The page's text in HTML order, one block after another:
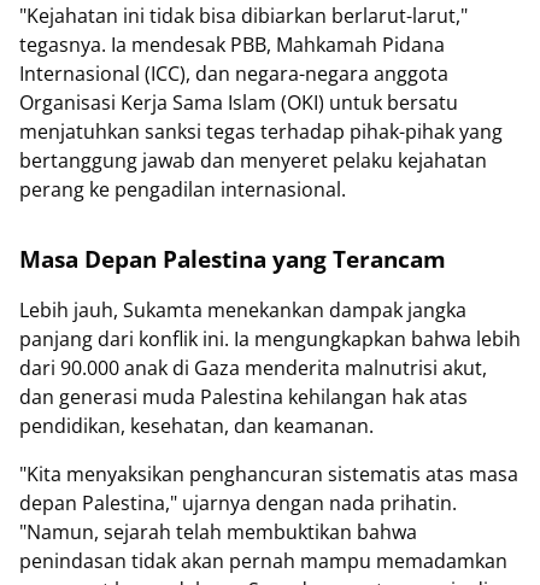
"Kejahatan ini tidak bisa dibiarkan berlarut-larut,"
tegasnya. Ia mendesak PBB, Mahkamah Pidana
Internasional (ICC), dan negara-negara anggota
Organisasi Kerja Sama Islam (OKI) untuk bersatu
menjatuhkan sanksi tegas terhadap pihak-pihak yang
bertanggung jawab dan menyeret pelaku kejahatan
perang ke pengadilan internasional.
Masa Depan Palestina yang Terancam
Lebih jauh, Sukamta menekankan dampak jangka
panjang dari konflik ini. Ia mengungkapkan bahwa lebih
dari 90.000 anak di Gaza menderita malnutrisi akut,
dan generasi muda Palestina kehilangan hak atas
pendidikan, kesehatan, dan keamanan.
"Kita menyaksikan penghancuran sistematis atas masa
depan Palestina," ujarnya dengan nada prihatin.
"Namun, sejarah telah membuktikan bahwa
penindasan tidak akan pernah mampu memadamkan